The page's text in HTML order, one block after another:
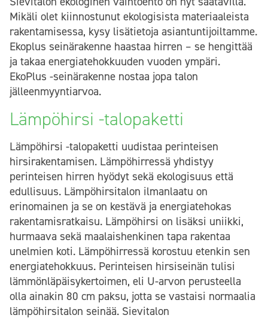
Mikäli olet kiinnostunut ekologisista materiaaleista
rakentamisessa, kysy lisätietoja asiantuntijoiltamme.
Ekoplus seinärakenne haastaa hirren – se hengittää
ja takaa energiatehokkuuden vuoden ympäri.
EkoPlus -seinärakenne nostaa jopa talon
jälleenmyyntiarvoa.
Lämpöhirsi -talopaketti
Lämpöhirsi -talopaketti uudistaa perinteisen
hirsirakentamisen. Lämpöhirressä yhdistyy
perinteisen hirren hyödyt sekä ekologisuus että
edullisuus. Lämpöhirsitalon ilmanlaatu on
erinomainen ja se on kestävä ja energiatehokas
rakentamisratkaisu. Lämpöhirsi on lisäksi uniikki,
hurmaava sekä maalaishenkinen tapa rakentaa
unelmien koti. Lämpöhirressä korostuu etenkin sen
energiatehokkuus. Perinteisen hirsiseinän tulisi
lämmönläpäisykertoimen, eli U-arvon perusteella
olla ainakin 80 cm paksu, jotta se vastaisi normaalia
lämpöhirsitalon seinää. Sievitalon